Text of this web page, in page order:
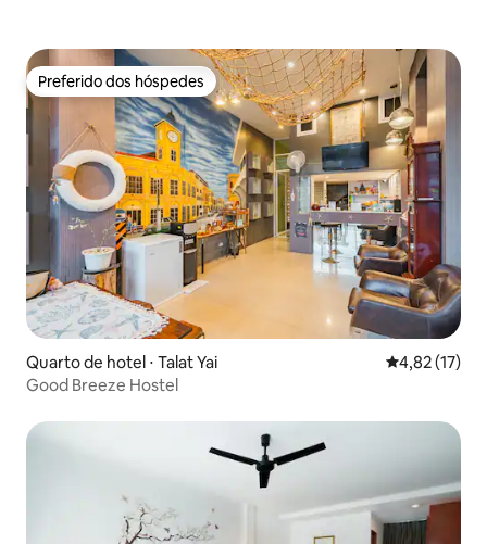
Preferido dos hóspedes
Preferido dos hóspedes
Quarto de hotel ⋅ Talat Yai 4,82 de uma
4,82 (17)
Good Breeze Hostel